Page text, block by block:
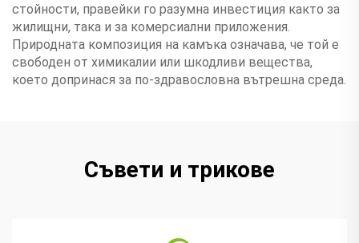
стойности, правейки го разумна инвестиция както за
жилищни, така и за комерсиални приложения.
Природната композиция на камъка означава, че той е
свободен от химикалии или шкодливи вещества,
което допринася за по-здравословна вътрешна среда.
Съвети и трикове